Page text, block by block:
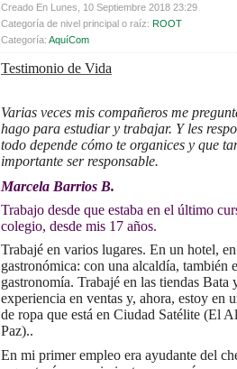
Creado En Lunes, 10 Septiembre 2018 23:29
Categoría de nivel principal o raíz: ROOT
Categoría: AquíCom
Testimonio de Vida
Varias veces mis compañeros me
hago para estudiar y trabajar. Y les
todo depende cómo te organices y que
importante ser responsable.
Marcela Barrios B.
Trabajo desde que estaba en el último
colegio, desde mis 17 años.
Trabajé en varios lugares. En un hotel,
gastronómica: con una alcaldía, también
gastronomía. Trabajé en las tiendas Bata
experiencia en ventas y, ahora, estoy en
de ropa que está en Ciudad Satélite (El
Paz)..
En mi primer empleo era ayudante del